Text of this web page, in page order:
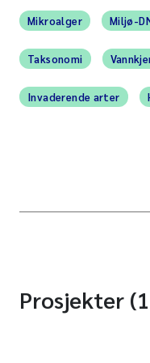
Mikroalger Miljø-
Taksonomi
Invaderende arter
Prosjekter